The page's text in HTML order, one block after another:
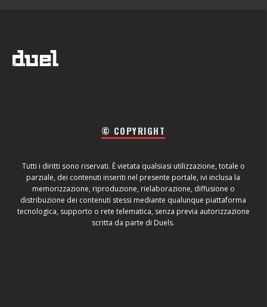
© COPYRIGHT
Tutti i diritti sono riservati. È vietata qualsiasi utilizzazione, totale o
parziale, dei contenuti inseriti nel presente portale, ivi inclusa la
memorizzazione, riproduzione, rielaborazione, diffusione o
distribuzione dei contenuti stessi mediante qualunque piattaforma
tecnologica, supporto o rete telematica, senza previa autorizzazione
scritta da parte di Duels.